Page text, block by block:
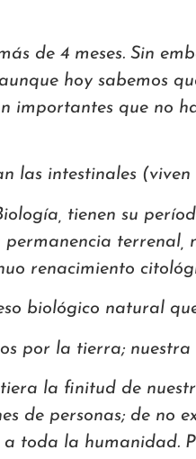
de 4 meses. Sin
hoy sabemos
importantes que no
las intestinales (viven
tienen su
terrenal,
renacimiento
biológico natural
por la tierra;
la finitud de
de personas; de no
toda la humanidad.